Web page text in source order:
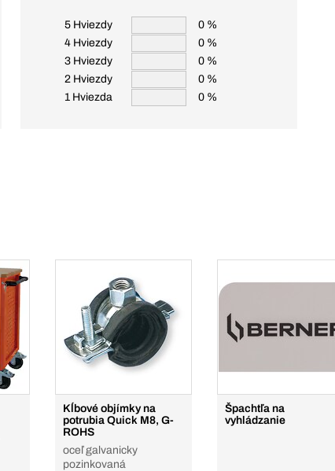
5 Hviezdy
0 %
4 Hviezdy
0 %
3 Hviezdy
0 %
2 Hviezdy
0 %
1 Hviezda
0 %
Kĺbové objímky na
potrubia Quick M8, G-
ROHS
oceľ galvanicky
pozinkovaná
Špachtľa na
vyhládzanie